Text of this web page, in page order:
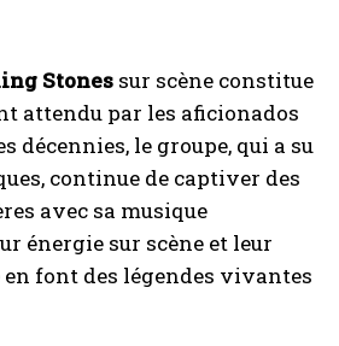
Stones sur scène constitue
attendu par les aficionados
décennies, le groupe, qui a su
continue de captiver des
avec sa musique
énergie sur scène et leur
font des légendes vivantes